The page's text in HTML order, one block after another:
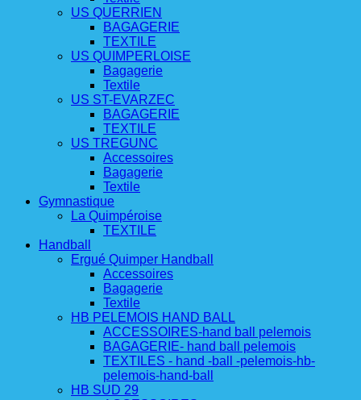
US QUERRIEN
BAGAGERIE
TEXTILE
US QUIMPERLOISE
Bagagerie
Textile
US ST-EVARZEC
BAGAGERIE
TEXTILE
US TREGUNC
Accessoires
Bagagerie
Textile
Gymnastique
La Quimpéroise
TEXTILE
Handball
Ergué Quimper Handball
Accessoires
Bagagerie
Textile
HB PELEMOIS HAND BALL
ACCESSOIRES-hand ball pelemois
BAGAGERIE- hand ball pelemois
TEXTILES - hand -ball -pelemois-hb-
pelemois-hand-ball
HB SUD 29